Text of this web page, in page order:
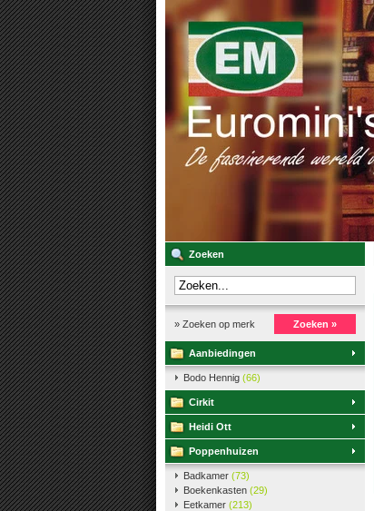
Zoeken
» Zoeken op merk Zoeken »
Aanbiedingen
Bodo Hennig (66)
Cirkit
Heidi Ott
Poppenhuizen
Badkamer (73)
Boekenkasten (29)
Eetkamer (213)